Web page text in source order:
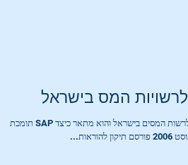
המס בישראל
מאמר זה רלוונטי לחברות הכפופות לרשות המסים בישראל והוא מתאר כיצד SAP תומכת